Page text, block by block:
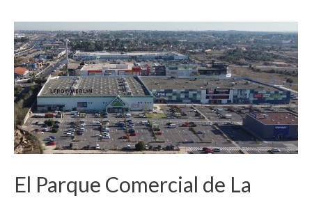
El Parque Comercial de La